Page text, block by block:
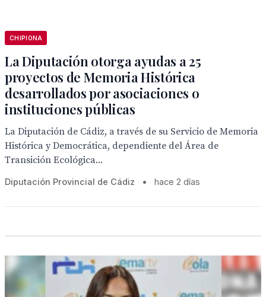
CHIPIONA
La Diputación otorga ayudas a 25
proyectos de Memoria Histórica
desarrollados por asociaciones o
instituciones públicas
La Diputación de Cádiz, a través de su Servicio de Memoria
Histórica y Democrática, dependiente del Área de
Transición Ecológica...
Diputación Provincial de Cádiz • hace 2 días